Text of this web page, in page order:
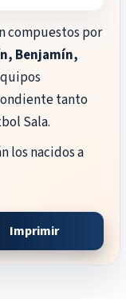
compuestos por
Benjamín,
tanto
Sala.
los nacidos a
Imprimir